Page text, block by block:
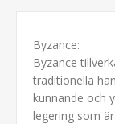
Byzance:
Byzance
traditionella
kunnande och
legering som